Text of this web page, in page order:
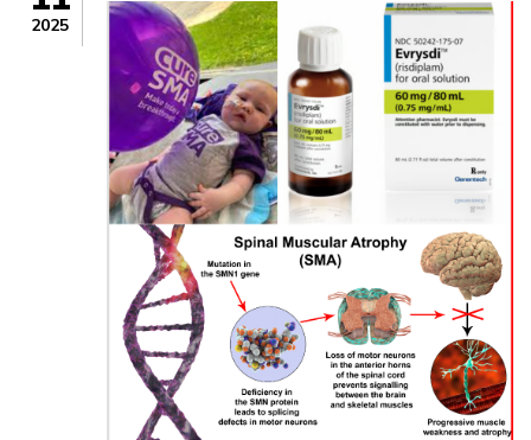
2025